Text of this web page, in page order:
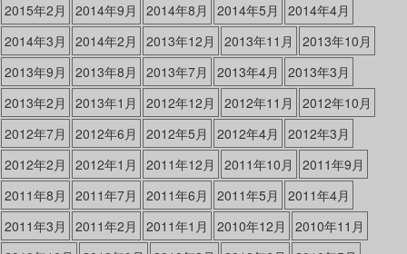
2015年2月
2014年9月 2014年8月 2014年5月
2014年4月
2014年3月
2014年2月 2013年12月 2013年11月
2013年10月
2013年9月
2013年8月 2013年7月 2013年4月
2013年3月
2013年2月
2013年1月 2012年12月 2012年11月
2012年10月
2012年7月
2012年6月 2012年5月 2012年4月
2012年3月
2012年2月
2012年1月 2011年12月 2011年10月
2011年9月
2011年8月
2011年7月 2011年6月 2011年5月
2011年4月
2011年3月
2011年2月 2011年1月 2010年12月
2010年11月